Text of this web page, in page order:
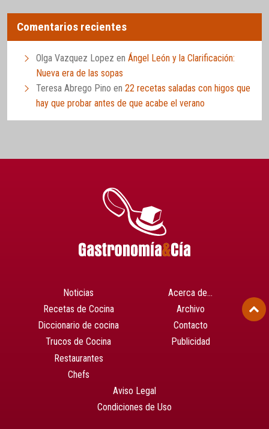
Comentarios recientes
Olga Vazquez Lopez en Ángel León y la Clarificación:
Nueva era de las sopas
Teresa Abrego Pino en 22 recetas saladas con higos que
hay que probar antes de que acabe el verano
Noticias
Recetas de Cocina
Diccionario de cocina
Trucos de Cocina
Restaurantes
Chefs
Acerca de…
Archivo
Contacto
Publicidad
Aviso Legal
Condiciones de Uso